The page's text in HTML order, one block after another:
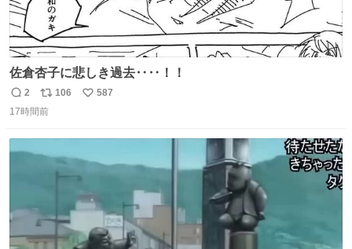
佐倉杏子に悲しき過去‥‥！！
返
信
2
リ
ポ
106
い
587
17時間前